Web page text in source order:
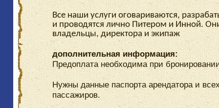
Все наши услуги оговариваются,
и проводятся лично Питером и Инной.
владельцы, директора и экипаж
дополнительная информация:
Предоплата необходима при
Нужны данные паспорта арендатора и
пассажиров.